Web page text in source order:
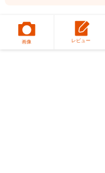
画像 レビュー